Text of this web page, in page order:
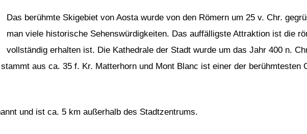
Das berühmte Skigebiet von Aosta wurde von den Römern um 25 v. Chr.
man viele historische Sehenswürdigkeiten. Das auffälligste Attraktion ist die
vollständig erhalten ist. Die Kathedrale der Stadt wurde um das Jahr 400 n.
aus ca. 35 f. Kr. Matterhorn und Mont Blanc ist einer der berühmtesten
und ist ca. 5 km außerhalb des Stadtzentrums.